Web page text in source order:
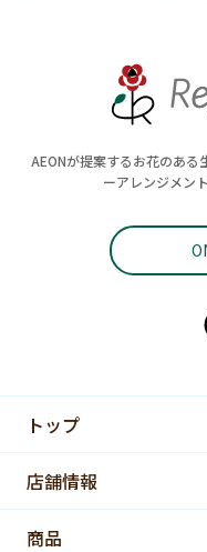
AEONが提案するお花のあ
ーアレンジメン
トップ
店舗情報
商品